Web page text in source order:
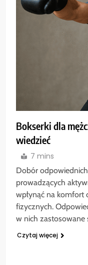
Bokserki dla
wiedzieć
7 mins
Dobór
prowadzących
wpłynąć na komfort
fizycznych.
w nich zastosowane
Czytaj więcej